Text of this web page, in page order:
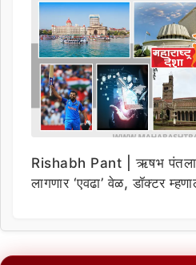
Rishabh Pant | ऋषभ पंतला
लागणार ‘एवढा’ वेळ, डॉक्टर